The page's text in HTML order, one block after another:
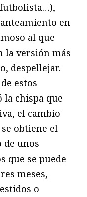
en
al que
la versión más
despellejar.
estos
chispa que
el cambio
obtiene el
de unos
que se puede
meses,
o